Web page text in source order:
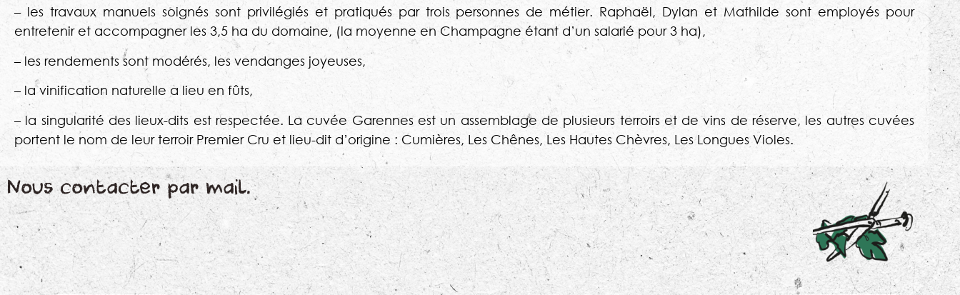
– les travaux manuels soignés sont privilégiés et pratiqués par trois personnes de métier. Raphaël, Dylan et Mathilde sont employés pour
entretenir et accompagner les 3,5 ha du domaine, (la moyenne en Champagne étant d’un salarié pour 3 ha),
– les rendements sont modérés, les vendanges joyeuses,
– la vinification naturelle a lieu en fûts,
– la singularité des lieux-dits est respectée. La cuvée Garennes est un assemblage de plusieurs terroirs et de vins de réserve, les autres cuvées
portent le nom de leur terroir Premier Cru et lieu-dit d’origine : Cumières, Les Chênes, Les Hautes Chèvres, Les Longues Violes.
Nous contacter par mail.